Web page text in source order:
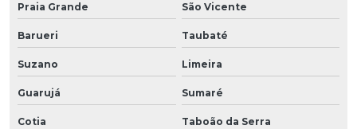
Praia Grande São Vicente
Barueri Taubaté
Suzano Limeira
Guarujá Sumaré
Cotia Taboão da Serra